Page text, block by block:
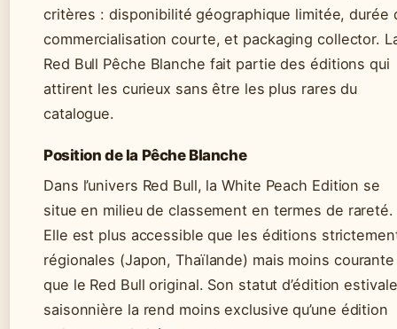
critères : disponibilité géographique limitée, durée
commercialisation courte, et packaging collector.
Red Bull Pêche Blanche fait partie des éditions qui
attirent les curieux sans être les plus rares du
catalogue.
Position de la Pêche Blanche
Dans l’univers Red Bull, la White Peach Edition se
situe en milieu de classement en termes de rareté.
Elle est plus accessible que les éditions
régionales (Japon, Thaïlande) mais moins courante
que le Red Bull original. Son statut d’édition estivale
saisonnière la rend moins exclusive qu’une édition